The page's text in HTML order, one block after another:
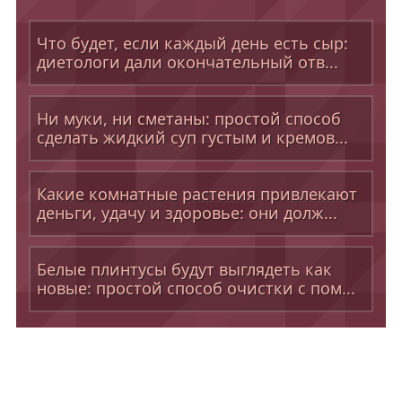
Что будет, если каждый день есть сыр:
диетологи дали окончательный отв...
Ни муки, ни сметаны: простой способ
сделать жидкий суп густым и кремов...
Какие комнатные растения привлекают
деньги, удачу и здоровье: они долж...
Белые плинтусы будут выглядеть как
новые: простой способ очистки с пом...